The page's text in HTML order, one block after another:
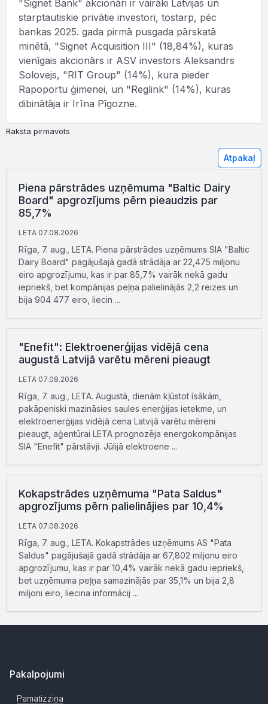
"Signet Bank" akcionāri ir vairāki Latvijas un
starptautiskie privātie investori, tostarp, pēc
bankas 2025. gada pirmā pusgada pārskatā
minētā, "Signet Acquisition III" (18,84%), kuras
vienīgais akcionārs ir ASV investors Aleksandrs
Solovejs, "RIT Group" (14%), kura pieder
Rapoportu ģimenei, un "Reglink" (14%), kuras
dibinātāja ir Irīna Pīgozne.
Raksta pirmavots
Atpakaļ
Piena pārstrādes uzņēmuma "Baltic Dairy
Board" apgrozījums pērn pieaudzis par
85,7%
LETA 07.08.2026
Rīga, 7. aug., LETA. Piena pārstrādes uzņēmums SIA "Baltic
Dairy Board" pagājušajā gadā strādāja ar 22,475 miljonu
eiro apgrozījumu, kas ir par 85,7% vairāk nekā gadu
iepriekš, bet kompānijas peļņa palielinājās 2,2 reizes un
bija 904 477 eiro, liecin ...
"Enefit": Elektroenerģijas vidējā cena
augustā Latvijā varētu mēreni pieaugt
LETA 07.08.2026
Rīga, 7. aug., LETA. Augustā, dienām kļūstot īsākām,
pakāpeniski mazināsies saules enerģijas ietekme, un
elektroenerģijas vidējā cena Latvijā varētu mēreni
pieaugt, aģentūrai LETA prognozēja energokompānijas
SIA "Enefit" pārstāvji. Jūlijā elektroene ...
Kokapstrādes uzņēmuma "Pata Saldus"
apgrozījums pērn palielinājies par 10,4%
LETA 07.08.2026
Rīga, 7. aug., LETA. Kokapstrādes uzņēmums AS "Pata
Saldus" pagājušajā gadā strādāja ar 67,802 miljonu eiro
apgrozījumu, kas ir par 10,4% vairāk nekā gadu iepriekš,
bet uzņēmuma peļņa samazinājās par 35,1% un bija 2,8
miljoni eiro, liecina informācij ...
Pakalpojumi
Pamatizziņa